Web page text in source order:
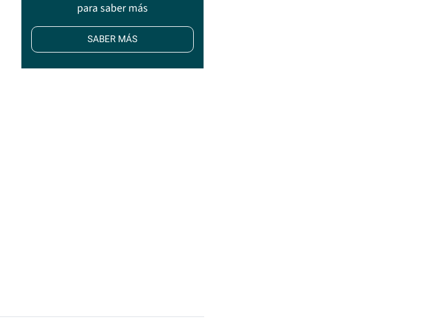
para saber más
SABER MÁS